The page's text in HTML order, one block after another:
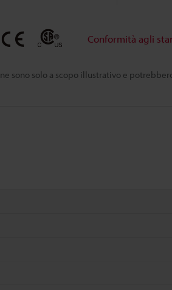
sono solo a scopo illustrativo e
Conformità agli